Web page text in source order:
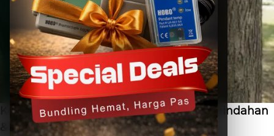
Service
Industries
Blogs
Kesehatan Pohon Taman Kota: Kunci Keindahan
& Keamanan